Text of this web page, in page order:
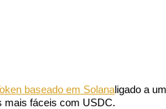
baseado em Solanaligado a
mais fáceis com USDC.